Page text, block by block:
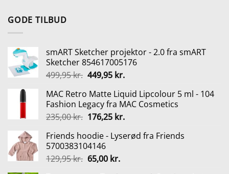
GODE TILBUD
smART Sketcher projektor - 2.0 fra smART
Sketcher 854617005176
499,95kr. Den
pris
var:
499,95 kr..
449,95 kr.Den
pris
er:
449,95 kr..
MAC Retro Matte Liquid Lipcolour 5 ml - 104
Fashion Legacy fra MAC Cosmetics
235,00kr. Den
pris
var:
235,00 kr..
176,25 kr.Den
pris
Friends hoodie - Lyserød fra Friends
5700383104146
129,95kr. Den
65,00 kr.Den